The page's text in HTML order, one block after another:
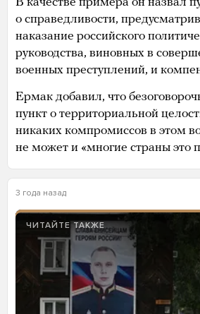
о справедливости,
наказание российского
руководства, виновных в
военных преступлений, и
Ермак добавил, что
пункт о территориальной
никаких компромиссов в этом
не может и «многие страны это
3 года назад
ЧИТАЙТЕ ТАКЖЕ